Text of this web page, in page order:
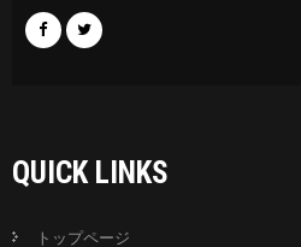
QUICK LINKS
トップページ